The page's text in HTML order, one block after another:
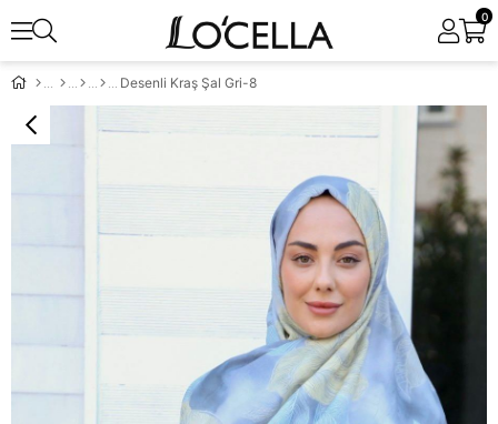
0
Desenli Kraş Şal Gri-8